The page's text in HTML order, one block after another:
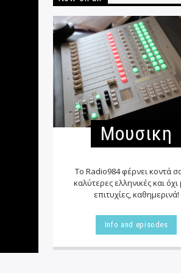
Μουσικη
Το Radio984 φέρνει κοντά
καλύτερες ελληνικές και
επιτυχίες, καθημερινά!
Info and episodes